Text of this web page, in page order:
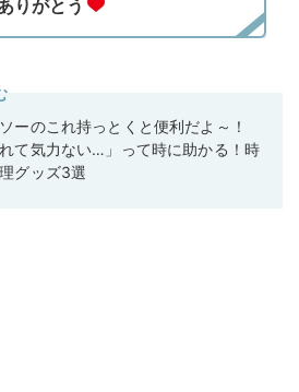
ーのこれ持っとくと便利だよ～！
れて気力ない…」って時に助かる！時
グッズ3選